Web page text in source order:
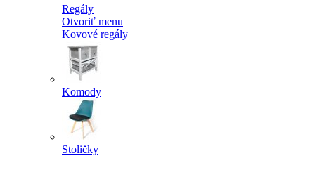
Regály
Otvoriť menu
Kovové regály
Komody
Stoličky